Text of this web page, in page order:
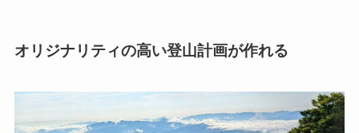
オリジナリティの高い登山計画が作れる